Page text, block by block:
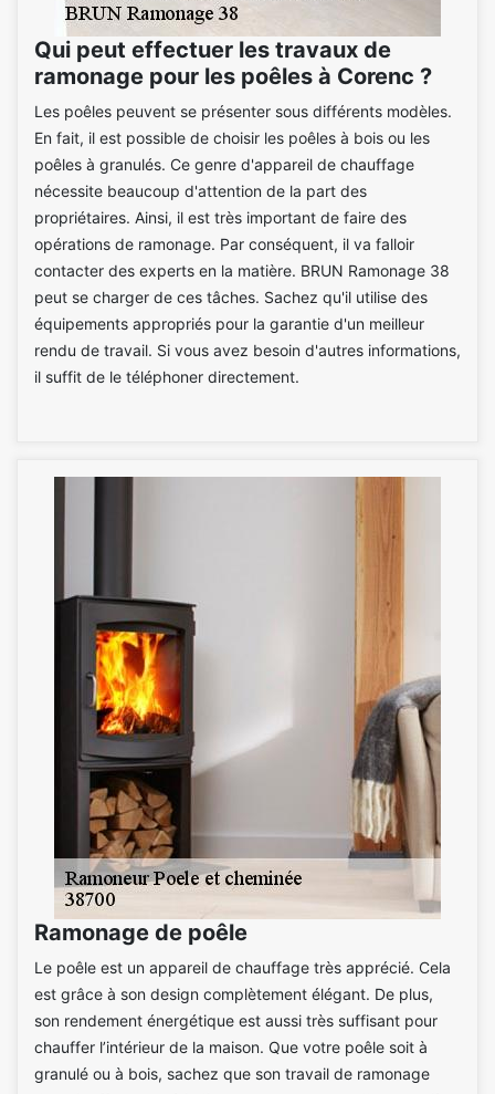
Qui peut effectuer les travaux de
ramonage pour les poêles à Corenc ?
Les poêles peuvent se présenter sous différents modèles.
En fait, il est possible de choisir les poêles à bois ou les
poêles à granulés. Ce genre d'appareil de chauffage
nécessite beaucoup d'attention de la part des
propriétaires. Ainsi, il est très important de faire des
opérations de ramonage. Par conséquent, il va falloir
contacter des experts en la matière. BRUN Ramonage 38
peut se charger de ces tâches. Sachez qu'il utilise des
équipements appropriés pour la garantie d'un meilleur
rendu de travail. Si vous avez besoin d'autres informations,
il suffit de le téléphoner directement.
Ramonage de poêle
Le poêle est un appareil de chauffage très apprécié. Cela
est grâce à son design complètement élégant. De plus,
son rendement énergétique est aussi très suffisant pour
chauffer l’intérieur de la maison. Que votre poêle soit à
granulé ou à bois, sachez que son travail de ramonage